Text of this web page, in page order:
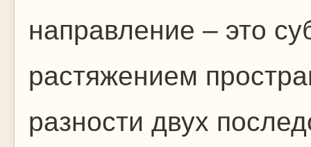
направление – это
растяжением
разности двух